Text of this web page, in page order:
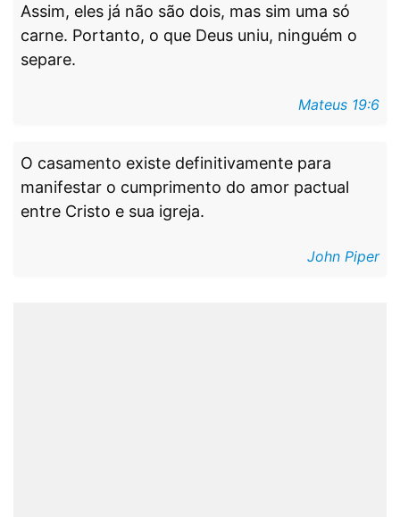
Assim, eles já não são dois, mas sim uma só
carne. Portanto, o que Deus uniu, ninguém o
separe.
Mateus 19:6
O casamento existe definitivamente para
manifestar o cumprimento do amor pactual
entre Cristo e sua igreja.
John Piper